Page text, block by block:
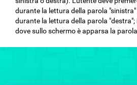
durante la lettura della parola
durante la lettura della parola
dove sullo schermo è apparsa la